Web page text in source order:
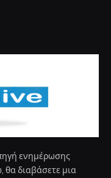
ενημέρωσης
θα διαβάσετε μια